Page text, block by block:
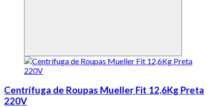
Centrífuga de Roupas Mueller Fit 12,6Kg Preta
220V